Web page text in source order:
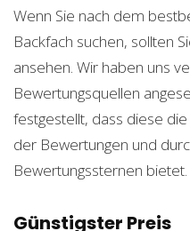
Wenn Sie nach dem
Backfach suchen, sollten
ansehen. Wir haben uns
Bewertungsquellen
festgestellt, dass diese
der Bewertungen und
Bewertungssternen bietet.
Günstigster Preis